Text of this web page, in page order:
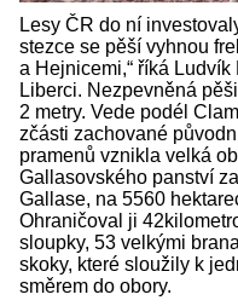
Lesy ČR do ní
stezce se pěší vyhnou
a Hejnicemi,“ říká
Liberci. Nezpevněná
2 metry. Vede podél
zčásti zachované
pramenů vznikla velká
Gallasovského panství
Gallase, na 5560
Ohraničoval ji
sloupky, 53 velkými
skoky, které sloužily k
směrem do obory.